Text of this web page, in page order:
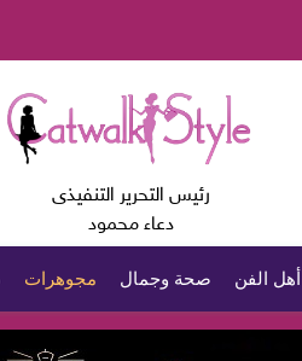
رئيس التحرير التنفيذى
دعاء محمود
أهل الفن صحة وجمال مجوهرات